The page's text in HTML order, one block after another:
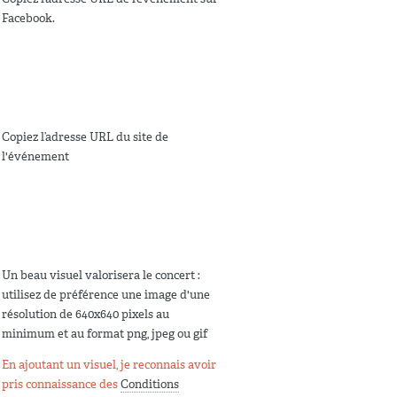
Facebook.
Copiez l’adresse URL du site de
l'événement
Un beau visuel valorisera le concert :
utilisez de préférence une image d'une
résolution de 640x640 pixels au
minimum et au format png, jpeg ou gif
En ajoutant un visuel, je reconnais avoir
pris connaissance desConditions